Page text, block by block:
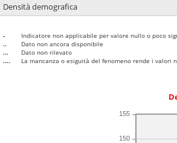
Densità demografica
-
Indicatore non applicabile per valore nullo o poco
..
Dato non ancora disponibile
...
Dato non rilevato
....
La mancanza o esiguità del fenomeno rende i valori
150
155